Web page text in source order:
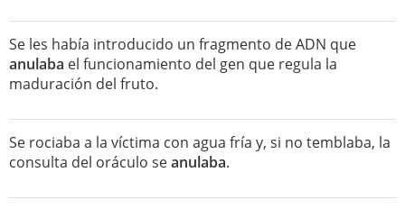
Se les había introducido un fragmento de ADN que
anulaba el funcionamiento del gen que regula la
maduración del fruto.
Se rociaba a la víctima con agua fría y, si no temblaba, la
consulta del oráculo seanulaba.